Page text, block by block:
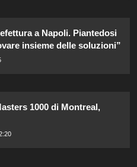
a Napoli. Piantedosi
insieme delle soluzioni”
1000 di Montreal,